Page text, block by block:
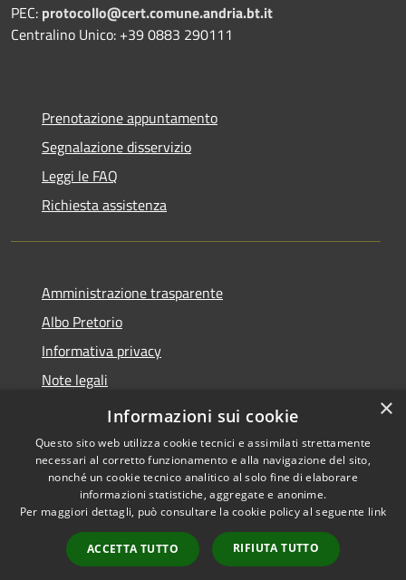
PEC: protocollo@cert.comune.andria.bt.it
Centralino Unico: +39 0883 290111
Prenotazione appuntamento
Segnalazione disservizio
Leggi le FAQ
Richiesta assistenza
Amministrazione trasparente
Albo Pretorio
Informativa privacy
Note legali
Dichiarazione di accessibilità
Accessibilità
Copyright © 2026 • Città di
Andria • Powered by
Municipium•
Accesso
redazione
×
Informazioni sui cookie
Questo sito web utilizza cookie tecnici e assimilati strettamente
necessari al corretto funzionamento e alla navigazione del sito,
nonché un cookie tecnico analitico al solo fine di elaborare
informazioni statistiche, aggregate e anonime.
Per maggiori dettagli, può consultare la cookie policy al seguente link
ACCETTA TUTTO RIFIUTA TUTTO